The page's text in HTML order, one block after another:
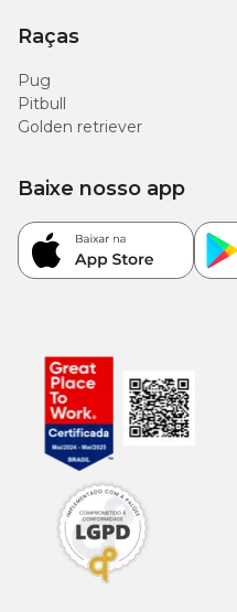
Raças
Pug
Pitbull
Golden retriever
Baixe nosso app